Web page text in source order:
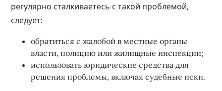
регулярно сталкиваетесь с такой проблемой,
следует:
обратиться с жалобой в местные органы
власти, полицию или жилищные инспекции;
использовать юридические средства для
решения проблемы, включая судебные иски.